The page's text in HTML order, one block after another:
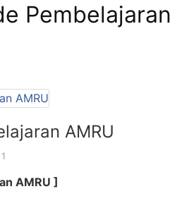
Pembelajaran
AMRU
AMRU ]